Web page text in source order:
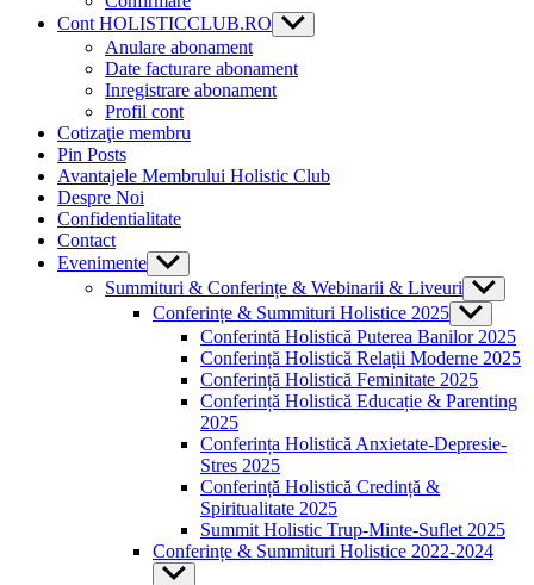
menu
Cont HOLISTICCLUB.RO Show
sub
menu
Anulare abonament
Date facturare abonament
Inregistrare abonament
Profil cont
Cotizaţie membru
Pin Posts
Avantajele Membrului Holistic Club
Despre Noi
Confidentialitate
Contact
Evenimente Show
sub
menu
Summituri & Conferințe & Webinarii & Liveuri Show
sub
menu
Conferințe & Summituri Holistice 2025 Show
sub
menu
Conferintă Holistică Puterea Banilor 2025
Conferință Holistică Relații Moderne 2025
Conferință Holistică Feminitate 2025
Conferință Holistică Educație & Parenting
2025
Conferința Holistică Anxietate-Depresie-
Stres 2025
Conferință Holistică Credință &
Spiritualitate 2025
Summit Holistic Trup-Minte-Suflet 2025
Conferințe & Summituri Holistice 2022-2024
Show